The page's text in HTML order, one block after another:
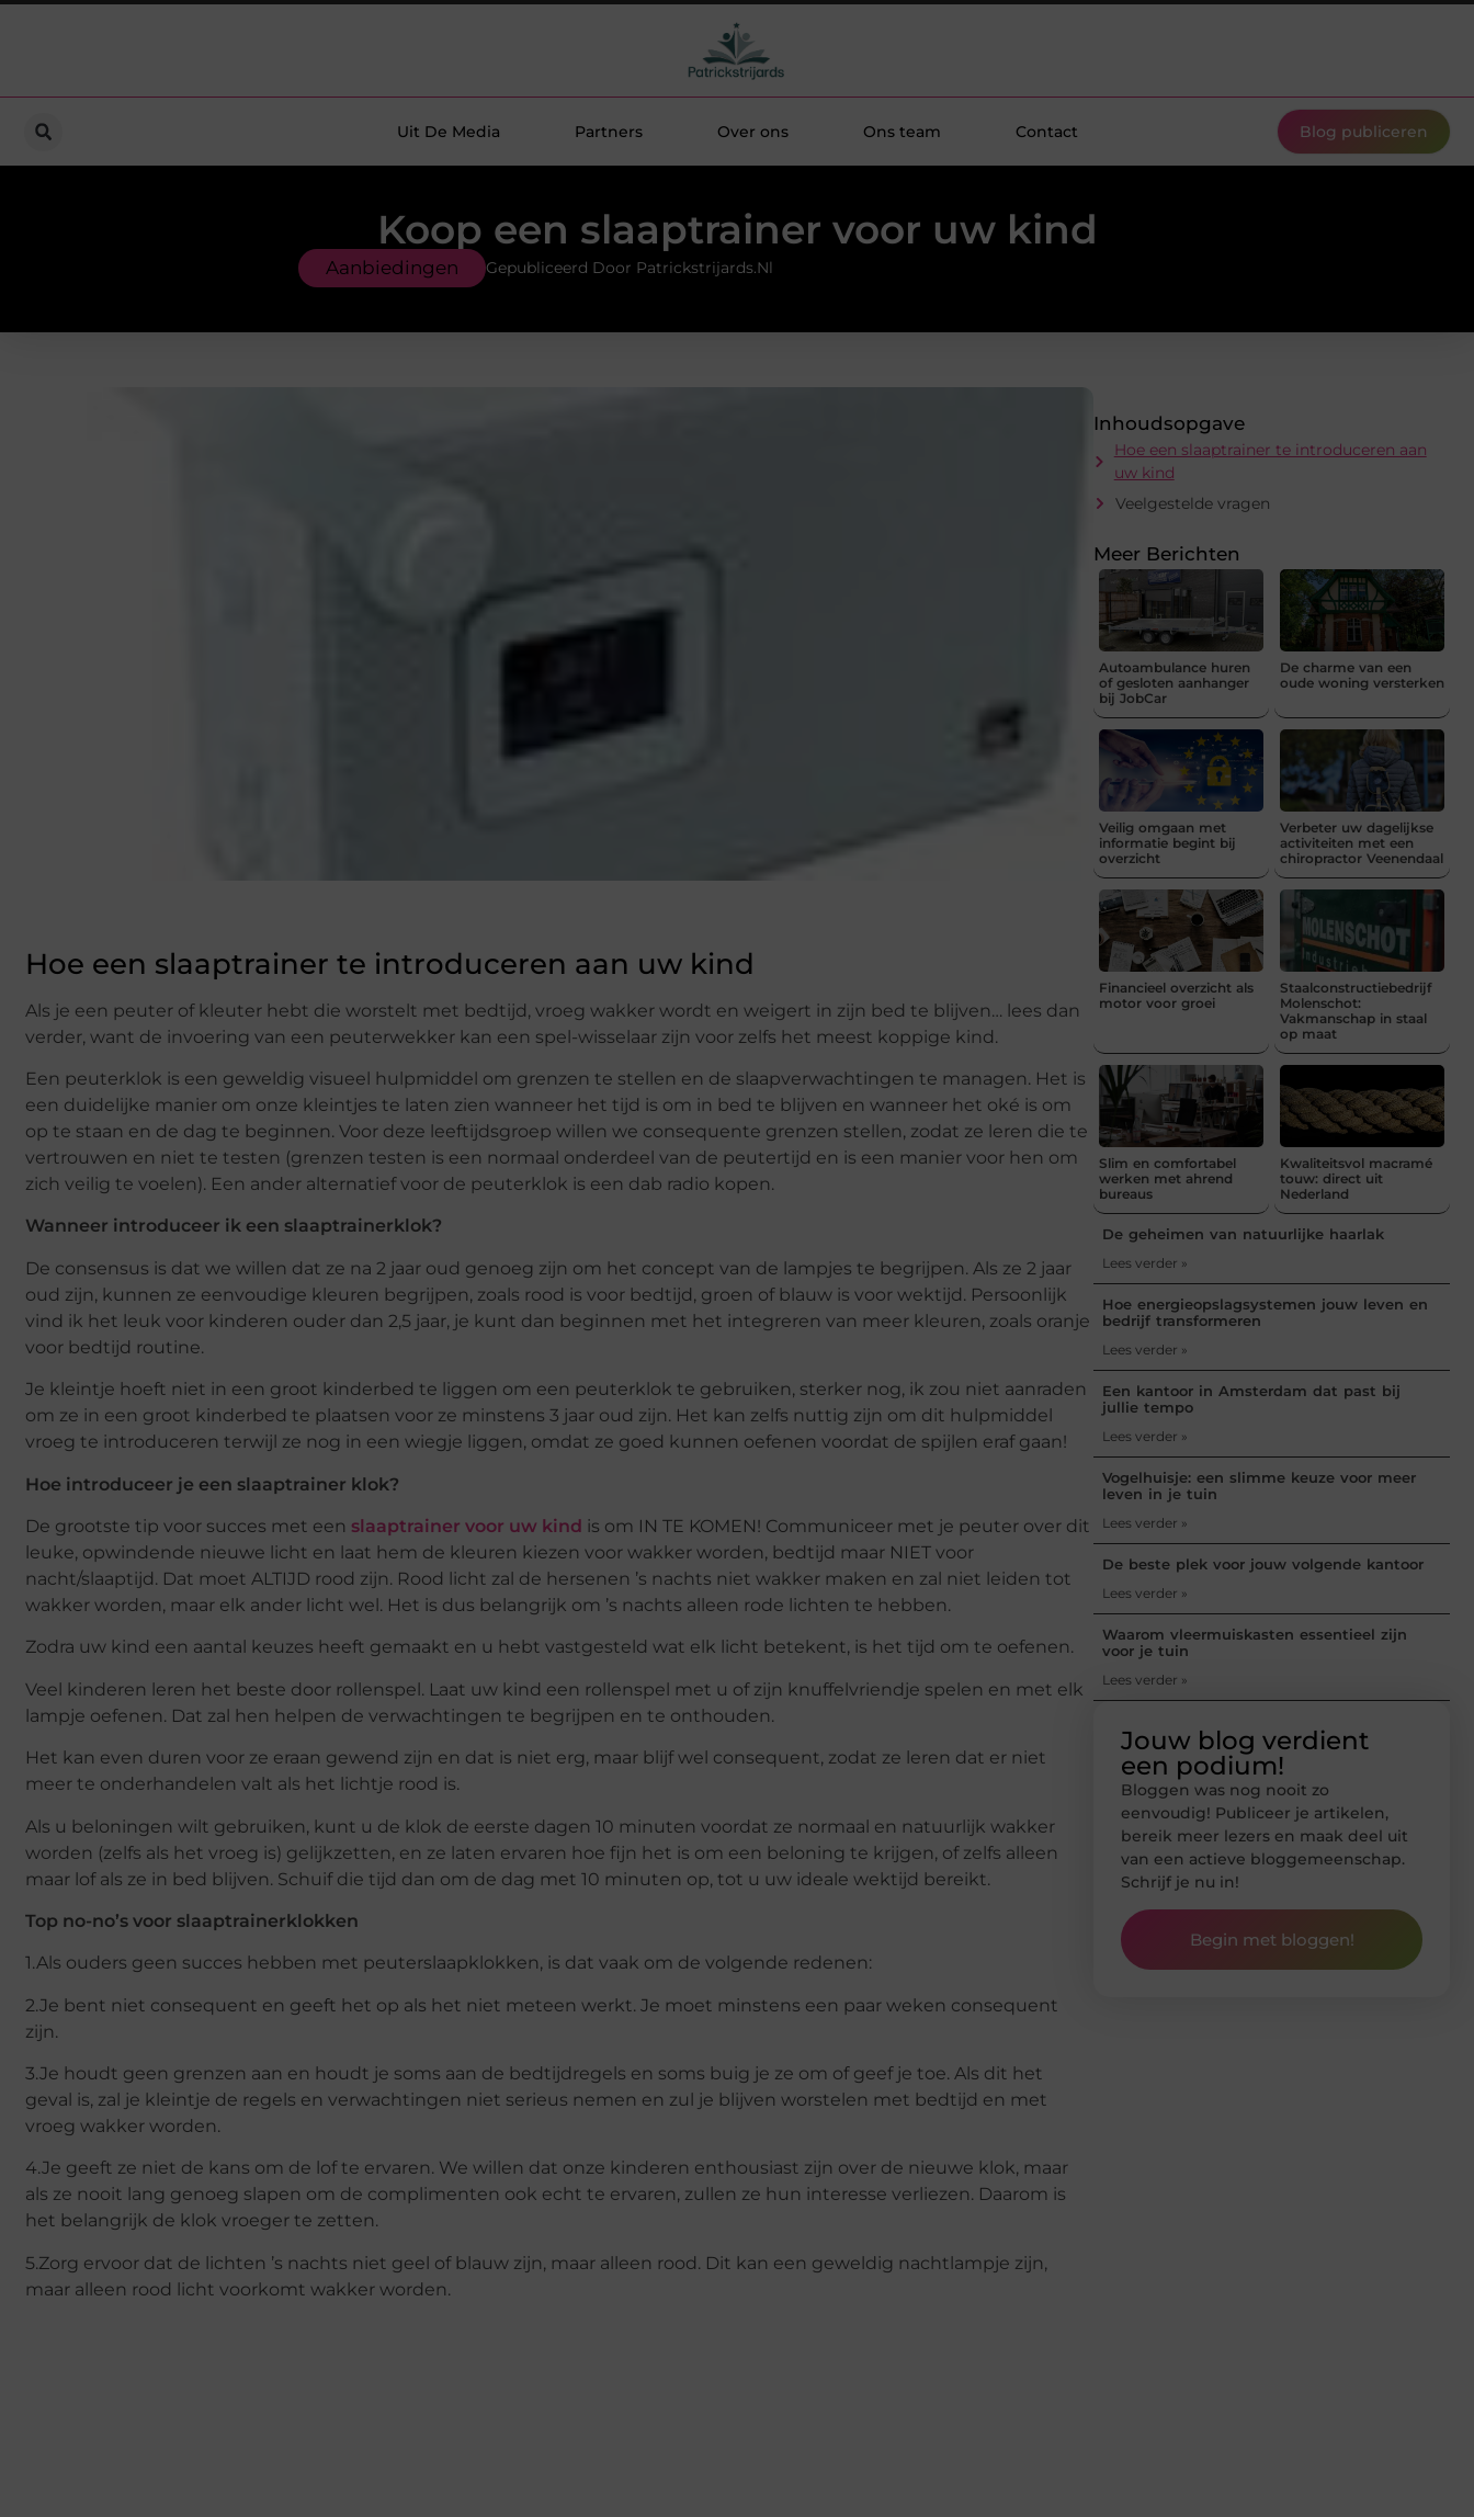
Uit De Media Partners Over ons Ons team Contact Blog publiceren
Koop een slaaptrainer voor uw kind
Aanbiedingen Gepubliceerd Door Patrickstrijards.nl
Hoe een slaaptrainer te introduceren aan uw kind
Als je een peuter of kleuter hebt die worstelt met bedtijd, vroeg wakker wordt en weigert in zijn bed te blijven… lees dan
verder, want de invoering van een peuterwekker kan een spel-wisselaar zijn voor zelfs het meest koppige kind.
Een peuterklok is een geweldig visueel hulpmiddel om grenzen te stellen en de slaapverwachtingen te managen. Het is
een duidelijke manier om onze kleintjes te laten zien wanneer het tijd is om in bed te blijven en wanneer het oké is om
op te staan en de dag te beginnen. Voor deze leeftijdsgroep willen we consequente grenzen stellen, zodat ze leren die te
vertrouwen en niet te testen (grenzen testen is een normaal onderdeel van de peutertijd en is een manier voor hen om
zich veilig te voelen). Een ander alternatief voor de peuterklok is een dab radio kopen.
Wanneer introduceer ik een slaaptrainerklok?
De consensus is dat we willen dat ze na 2 jaar oud genoeg zijn om het concept van de lampjes te begrijpen. Als ze 2 jaar
oud zijn, kunnen ze eenvoudige kleuren begrijpen, zoals rood is voor bedtijd, groen of blauw is voor wektijd. Persoonlijk
vind ik het leuk voor kinderen ouder dan 2,5 jaar, je kunt dan beginnen met het integreren van meer kleuren, zoals oranje
voor bedtijd routine.
Je kleintje hoeft niet in een groot kinderbed te liggen om een peuterklok te gebruiken, sterker nog, ik zou niet aanraden
om ze in een groot kinderbed te plaatsen voor ze minstens 3 jaar oud zijn. Het kan zelfs nuttig zijn om dit hulpmiddel
vroeg te introduceren terwijl ze nog in een wiegje liggen, omdat ze goed kunnen oefenen voordat de spijlen eraf gaan!
Hoe introduceer je een slaaptrainer klok?
De grootste tip voor succes met een slaaptrainer voor uw kind is om IN TE KOMEN! Communiceer met je peuter over dit
leuke, opwindende nieuwe licht en laat hem de kleuren kiezen voor wakker worden, bedtijd maar NIET voor
nacht/slaaptijd. Dat moet ALTIJD rood zijn. Rood licht zal de hersenen ’s nachts niet wakker maken en zal niet leiden tot
wakker worden, maar elk ander licht wel. Het is dus belangrijk om ’s nachts alleen rode lichten te hebben.
Zodra uw kind een aantal keuzes heeft gemaakt en u hebt vastgesteld wat elk licht betekent, is het tijd om te oefenen.
Veel kinderen leren het beste door rollenspel. Laat uw kind een rollenspel met u of zijn knuffelvriendje spelen en met elk
lampje oefenen. Dat zal hen helpen de verwachtingen te begrijpen en te onthouden.
Het kan even duren voor ze eraan gewend zijn en dat is niet erg, maar blijf wel consequent, zodat ze leren dat er niet
meer te onderhandelen valt als het lichtje rood is.
Als u beloningen wilt gebruiken, kunt u de klok de eerste dagen 10 minuten voordat ze normaal en natuurlijk wakker
worden (zelfs als het vroeg is) gelijkzetten, en ze laten ervaren hoe fijn het is om een beloning te krijgen, of zelfs alleen
maar lof als ze in bed blijven. Schuif die tijd dan om de dag met 10 minuten op, tot u uw ideale wektijd bereikt.
Top no-no’s voor slaaptrainerklokken
1.Als ouders geen succes hebben met peuterslaapklokken, is dat vaak om de volgende redenen:
2.Je bent niet consequent en geeft het op als het niet meteen werkt. Je moet minstens een paar weken consequent
zijn.
3.Je houdt geen grenzen aan en houdt je soms aan de bedtijdregels en soms buig je ze om of geef je toe. Als dit het
geval is, zal je kleintje de regels en verwachtingen niet serieus nemen en zul je blijven worstelen met bedtijd en met
vroeg wakker worden.
4.Je geeft ze niet de kans om de lof te ervaren. We willen dat onze kinderen enthousiast zijn over de nieuwe klok, maar
als ze nooit lang genoeg slapen om de complimenten ook echt te ervaren, zullen ze hun interesse verliezen. Daarom is
het belangrijk de klok vroeger te zetten.
5.Zorg ervoor dat de lichten ’s nachts niet geel of blauw zijn, maar alleen rood. Dit kan een geweldig nachtlampje zijn,
maar alleen rood licht voorkomt wakker worden.
Inhoudsopgave
Hoe een slaaptrainer te introduceren aan
uw kind
Veelgestelde vragen
Meer Berichten
Autoambulance huren
of gesloten aanhanger
bij JobCar
De charme van een
oude woning versterken
Veilig omgaan met
informatie begint bij
overzicht
Verbeter uw dagelijkse
activiteiten met een
chiropractor Veenendaal
Financieel overzicht als
motor voor groei
Staalconstructiebedrijf
Molenschot:
Vakmanschap in staal
op maat
Slim en comfortabel
werken met ahrend
bureaus
Kwaliteitsvol macramé
touw: direct uit
Nederland
De geheimen van natuurlijke haarlak
Lees verder »
Hoe energieopslagsystemen jouw leven en
bedrijf transformeren
Lees verder »
Een kantoor in Amsterdam dat past bij
jullie tempo
Lees verder »
Vogelhuisje: een slimme keuze voor meer
leven in je tuin
Lees verder »
De beste plek voor jouw volgende kantoor
Lees verder »
Waarom vleermuiskasten essentieel zijn
voor je tuin
Lees verder »
Jouw blog verdient
een podium!
Bloggen was nog nooit zo
eenvoudig! Publiceer je artikelen,
bereik meer lezers en maak deel uit
van een actieve bloggemeenschap.
Schrijf je nu in!
Begin met bloggen!